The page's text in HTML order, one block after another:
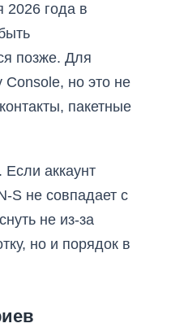
2026 года в
позже. Для
Console, но это не
пакетные
Если аккаунт
S не совпадает с
не из-за
но и порядок в